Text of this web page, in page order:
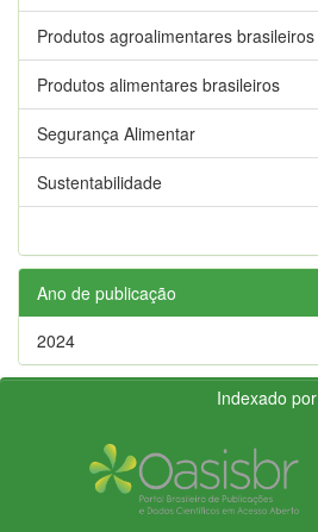
Produtos agroalimentares brasileiros
Produtos alimentares brasileiros
Segurança Alimentar
Sustentabilidade
Ano de publicação
2024
Indexado por